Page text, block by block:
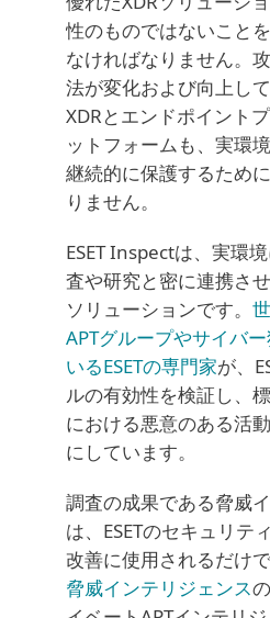
性のものではないこと
なければなりません。
法が変化および向上し
XDRとエンドポイント
ットフォームも、実環
継続的に保護するため
りません。
ESET Inspectは、実環
査や研究と密に連携さ
ソリューションです。
APTグループやサイバ
いるESETの専門家が、
ルの有効性を検証し、
における悪意のある活
にしています。
調査の成果である脅威
は、ESETのセキュリテ
改善に使用されるだけで
脅威インテリジェンス